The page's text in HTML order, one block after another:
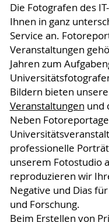
Die Fotografen des
Ihnen in ganz
Service an.
Veranstaltungen
Jahren zum
Bildern bieten unsere
Veranstaltungen und
Neben
professionelle
unserem Fotostudio
reproduzieren wir
Negative und Dias
und Forschung.
Beim Erstellen von